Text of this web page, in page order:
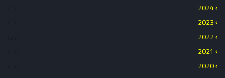
2024
2023
2022
2021
2020